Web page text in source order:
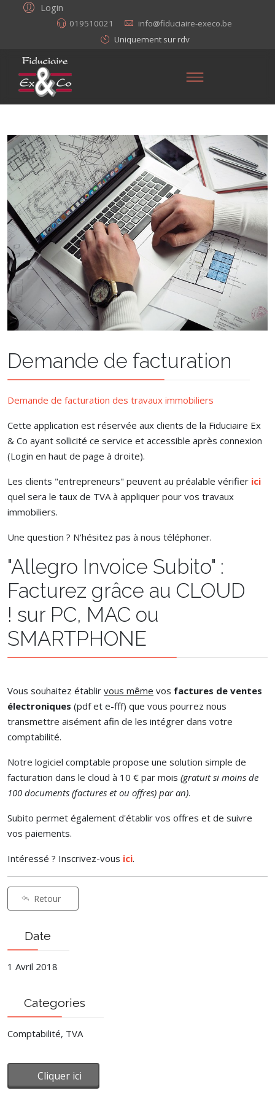
Login
019510021
info@fiduciaire-execo.be
Uniquement sur rdv
Demande de facturation
Demande de facturation des travaux immobiliers
Cette application est réservée aux clients de la Fiduciaire Ex
& Co ayant sollicité ce service et accessible après connexion
(Login en haut de page à droite).
Les clients "entrepreneurs" peuvent au préalable vérifier ici
quel sera le taux de TVA à appliquer pour vos travaux
immobiliers.
Une question ? N'hésitez pas à nous téléphoner.
"Allegro Invoice Subito" :
Facturez grâce au CLOUD
! sur PC, MAC ou
SMARTPHONE
Vous souhaitez établir vous même vos factures de ventes
électroniques (pdf et e-fff) que vous pourrez nous
transmettre aisément afin de les intégrer dans votre
comptabilité.
Notre logiciel comptable propose une solution simple de
facturation dans le cloud à 10 € par mois (gratuit si moins de
100 documents (factures et ou offres) par an).
Subito permet également d'établir vos offres et de suivre
vos paiements.
Intéressé ? Inscrivez-vous ici.
Retour
Date
1 Avril 2018
Categories
Comptabilité, TVA
Cliquer ici